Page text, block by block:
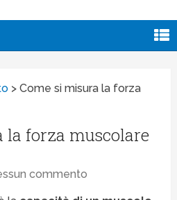
>Come si misura la forza
la forza muscolare
commento